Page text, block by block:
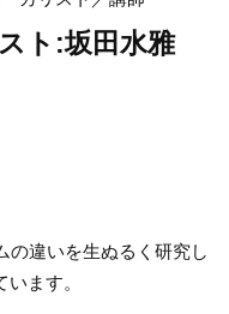
ト:坂田水雅
の違いを生ぬるく研究し
ます。